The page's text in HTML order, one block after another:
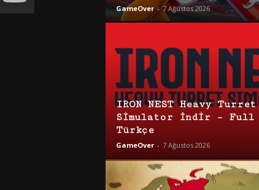
GameOver - 7 Ağustos 2026
IRON NEST Heavy Turret
Simulator İndir – Full
Türkçe
GameOver - 7 Ağustos 2026